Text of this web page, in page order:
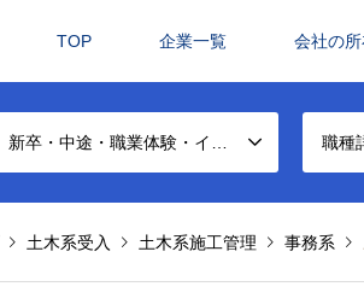
TOP 企業一覧 会社の
職種
土木系受入 土木系施工管理 事務系